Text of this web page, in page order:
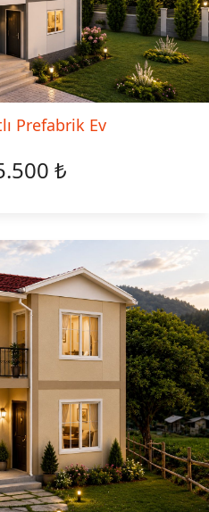
Prefabrik Ev
₺